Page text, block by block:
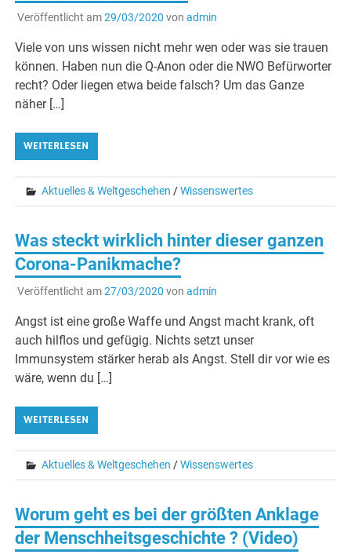
Veröffentlicht am29/03/2020 von admin
Viele von uns wissen nicht mehr wen oder was sie trauen
können. Haben nun die Q-Anon oder die NWO Befürworter
recht? Oder liegen etwa beide falsch? Um das Ganze
näher […]
WEITERLESEN
Aktuelles & Weltgeschehen /Wissenswertes
Was steckt wirklich hinter dieser ganzen
Corona-Panikmache?
Veröffentlicht am27/03/2020 von admin
Angst ist eine große Waffe und Angst macht krank, oft
auch hilflos und gefügig. Nichts setzt unser
Immunsystem stärker herab als Angst. Stell dir vor wie es
wäre, wenn du […]
WEITERLESEN
Aktuelles & Weltgeschehen /Wissenswertes
Worum geht es bei der größten Anklage
der Menschheitsgeschichte ? (Video)